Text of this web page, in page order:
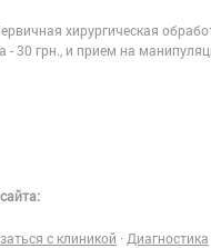
хирургическая
- 30 грн., и прием на
с клиникой · Диагностика